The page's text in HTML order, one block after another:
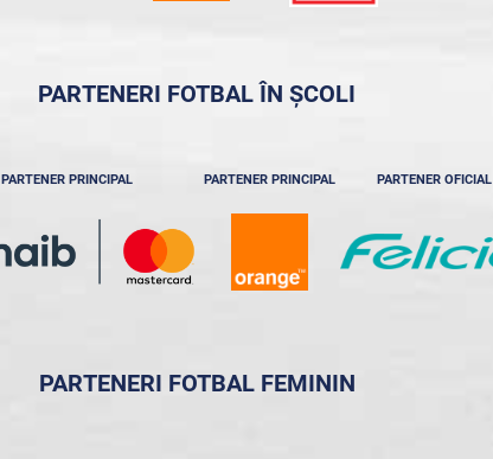
PARTENERI FOTBAL ÎN ȘCOLI
PARTENER PRINCIPAL PARTENER PRINCIPAL PARTENER OFICIAL
PARTENERI FOTBAL FEMININ